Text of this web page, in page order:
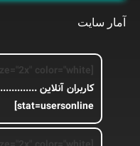
آمار سایت
کاربران آنلاین
stat=usersonline]